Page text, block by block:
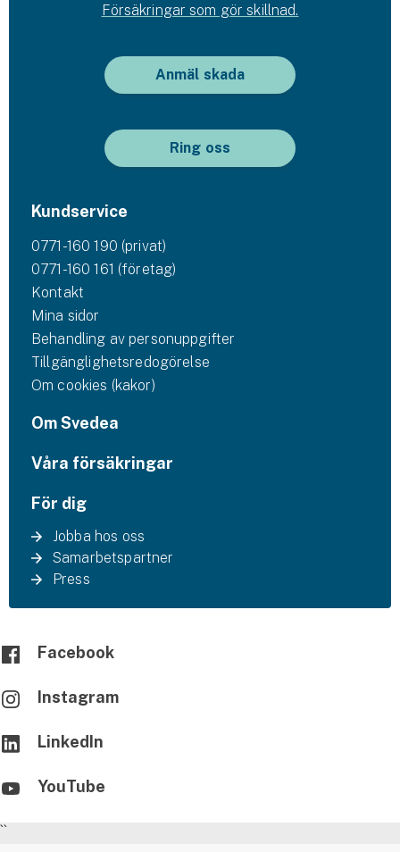
Försäkringar som gör skillnad.
Anmäl skada
Ring oss
Kundservice
0771-160 190 (privat)
0771-160 161 (företag)
Kontakt
Mina sidor
Behandling av personuppgifter
Tillgänglighetsredogörelse
Om cookies (kakor)
Om Svedea
Våra försäkringar
För dig
Jobba hos oss
Samarbetspartner
Press
Facebook
Instagram
LinkedIn
YouTube
``